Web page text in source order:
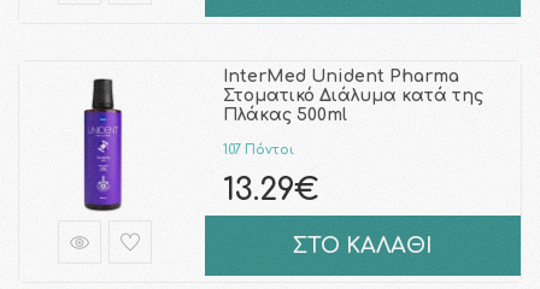
InterMed Unident Pharma
Στοματικό Διάλυμα κατά της
Πλάκας 500ml
107 Πόντοι
13.29€
ΣΤΟ ΚΑΛΑΘΙ